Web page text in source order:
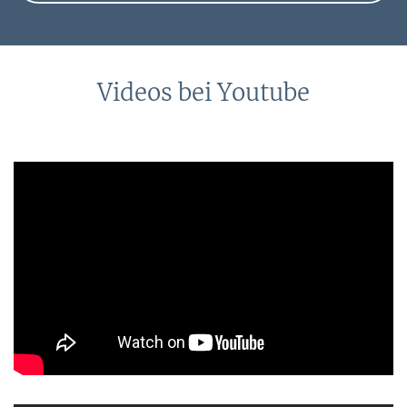
ist die Stop-Loss-Order wirklich dem mentalen Stop
Aktienkauf – Teil 2
Beim Handel mit Wertpapieren ist es empfehlenswert,
zeitliche Limits zu setzen. Auch Privatanleger können
Good Till Date (GTD) Order einsetzen.
Videos bei Youtube